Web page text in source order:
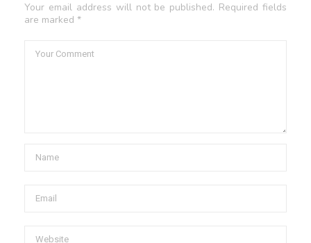
Your email address will not be published. Required fields
are marked *